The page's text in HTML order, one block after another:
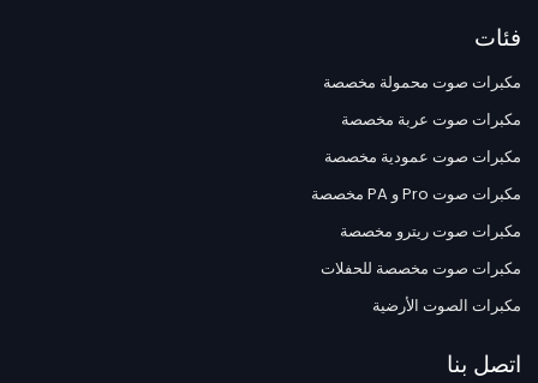
فئات
مكبرات صوت محمولة مخصصة
مكبرات صوت عربة مخصصة
مكبرات صوت عمودية مخصصة
مكبرات صوت Pro و PA مخصصة
مكبرات صوت ريترو مخصصة
مكبرات صوت مخصصة للحفلات
مكبرات الصوت الأرضية
اتصل بنا